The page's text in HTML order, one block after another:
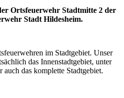
Ortsfeuerwehr Stadtmitte 2 der
Stadt Hildesheim.
im Stadtgebiet. Unser
das Innenstadtgebiet, unter
auch das komplette Stadtgebiet.